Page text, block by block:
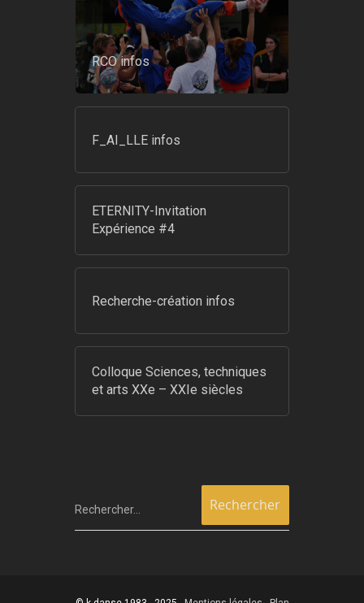
RCO infos
F_AI_LLE infos
ETERNITY-Invitation
Expérience #4
Recherche-création infos
Colloque Sciences, techniques
et arts XXe – XXIe siècles
Rechercher…